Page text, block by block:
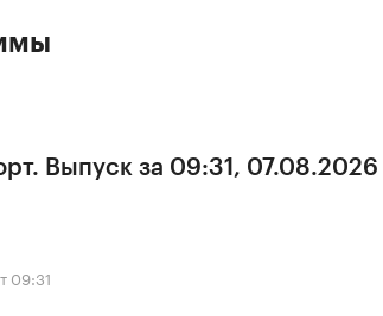
Выпуск за 09:31, 07.08.2026
09:31